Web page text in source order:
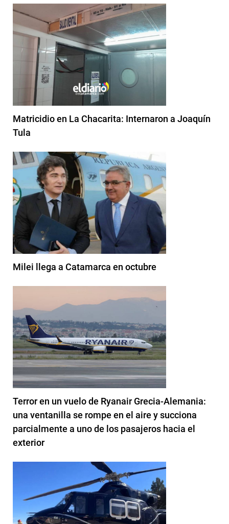
Matricidio en La Chacarita: Internaron a Joaquín
Tula
Milei llega a Catamarca en octubre
Terror en un vuelo de Ryanair Grecia-Alemania:
una ventanilla se rompe en el aire y succiona
parcialmente a uno de los pasajeros hacia el
exterior